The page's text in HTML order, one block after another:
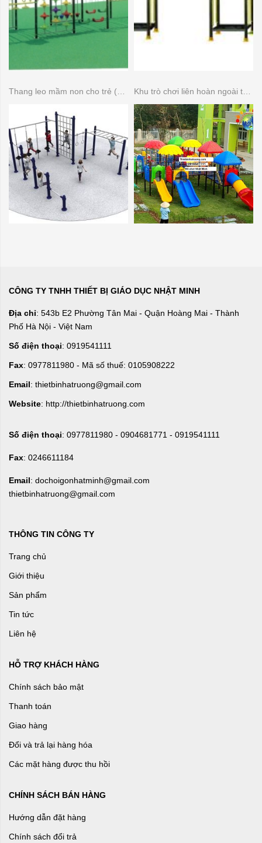
CÔNG TY TNHH THIẾT BỊ GIÁO DỤC NHẬT MINH
Địa chỉ: 543b E2 Phường Tân Mai - Quận Hoàng Mai - Thành
Phố Hà Nội - Việt Nam
Số điện thoại: 0919541111
Fax: 0977811980 - Mã số thuế: 0105908222
Email: thietbinhatruong@gmail.com
Website: http://thietbinhatruong.com
Số điện thoại: 0977811980 - 0904681771 - 0919541111
Fax: 0246611184
Email: dochoigonhatminh@gmail.com
thietbinhatruong@gmail.com
THÔNG TIN CÔNG TY
Trang chủ
Giới thiệu
Sản phẩm
Tin tức
Liên hệ
HỖ TRỢ KHÁCH HÀNG
Chính sách bảo mật
Thanh toán
Giao hàng
Đổi và trả lại hàng hóa
Các mặt hàng được thu hồi
CHÍNH SÁCH BÁN HÀNG
Hướng dẫn đặt hàng
Chính sách đổi trả